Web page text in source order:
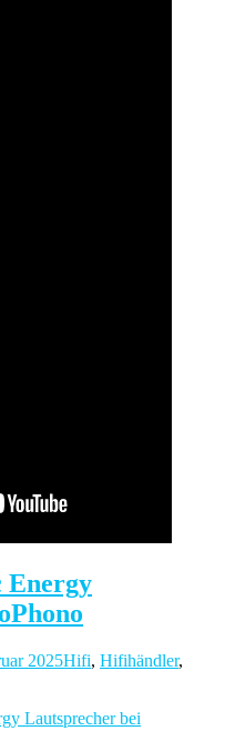
Energy
2025Hifi, Hifihändler,